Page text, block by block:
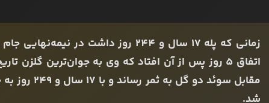
اتفاق 5 روز پس از آن افتاد که وی به جوان‌ترین
مقابل سوئد
شد.